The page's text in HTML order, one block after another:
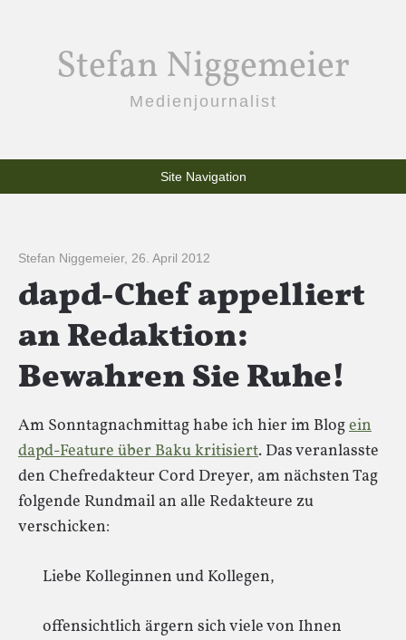
Stefan Niggemeier
Medienjournalist
Site Navigation
Stefan Niggemeier, 26. April 2012
dapd-Chef appelliert
an Redaktion:
Bewahren Sie Ruhe!
Am Sonntagnachmittag habe ich hier im Blogein
dapd-Feature über Baku kritisiert. Das veranlasste
den Chefredakteur Cord Dreyer, am nächsten Tag
folgende Rundmail an alle Redakteure zu
verschicken:
Liebe Kolleginnen und Kollegen,
offensichtlich ärgern sich viele von Ihnen